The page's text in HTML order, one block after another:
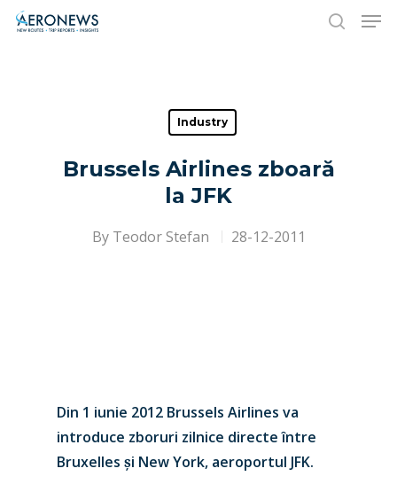
Hit enter to search or ESC to close
Industry
Brussels Airlines zboară
la JFK
By Teodor Stefan 28-12-2011
Din 1 iunie 2012 Brussels Airlines va
introduce zboruri zilnice directeîntre
Bruxelles și New York, aeroportul JFK.